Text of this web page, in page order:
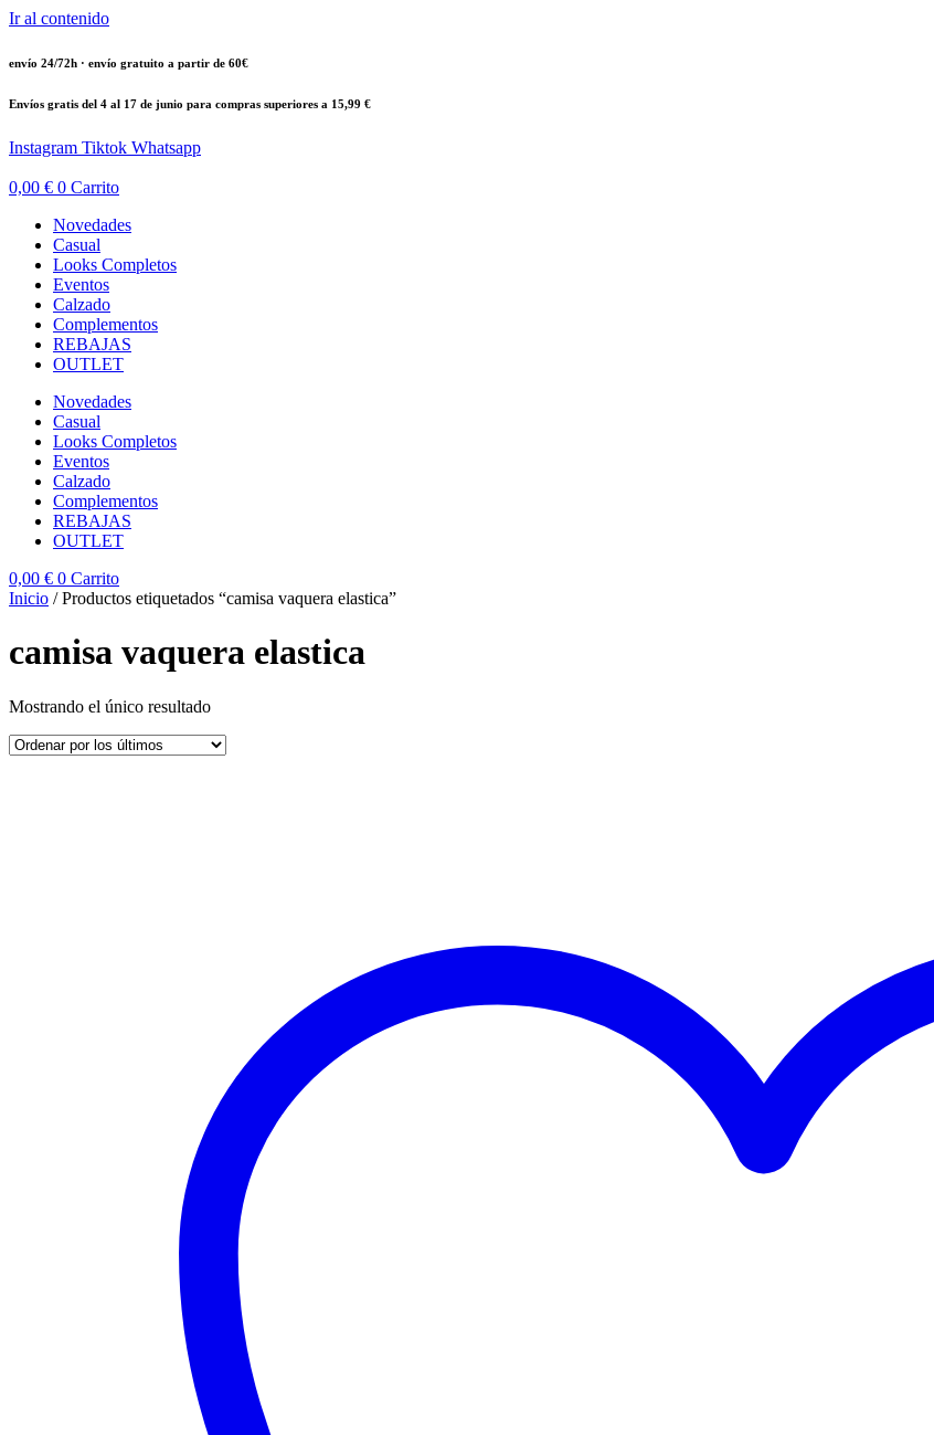
Ir al contenido
envío 24/72h · envío gratuito a partir de 60€
Envíos gratis del 4 al 17 de junio para compras superiores a 15,99 €
Instagram Tiktok Whatsapp
0,00 € 0 Carrito
Novedades
Casual
Looks Completos
Eventos
Calzado
Complementos
REBAJAS
OUTLET
Novedades
Casual
Looks Completos
Eventos
Calzado
Complementos
REBAJAS
OUTLET
0,00 € 0 Carrito
Inicio / Productos etiquetados “camisa vaquera elastica”
camisa vaquera elastica
Mostrando el único resultado